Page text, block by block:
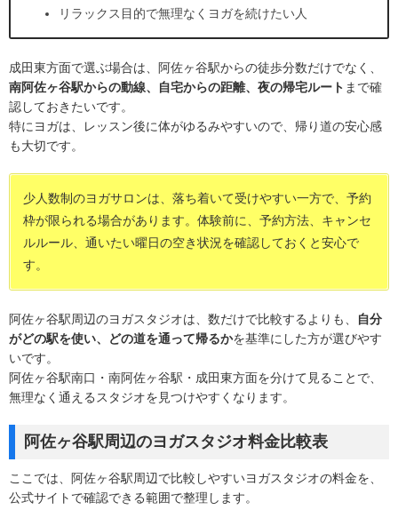
リラックス目的で無理なくヨガを続けたい人
成田東方面で選ぶ場合は、阿佐ヶ谷駅からの徒歩分数だけでなく、
南阿佐ヶ谷駅からの動線、自宅からの距離、夜の帰宅ルート まで確
認しておきたいです。
特にヨガは、レッスン後に体がゆるみやすいので、帰り道の安心感
も大切です。
少人数制のヨガサロンは、落ち着いて受けやすい一方で、予約
枠が限られる場合があります。体験前に、予約方法、キャンセ
ルルール、通いたい曜日の空き状況を確認しておくと安心で
す。
阿佐ヶ谷駅周辺のヨガスタジオは、数だけで比較するよりも、
自分
がどの駅を使い、どの道を通って帰るかを基準にした方が選びやす
いです。
阿佐ヶ谷駅南口・南阿佐ヶ谷駅・成田東方面を分けて見ることで、
無理なく通えるスタジオを見つけやすくなります。
阿佐ヶ谷駅周辺のヨガスタジオ料金比較表
ここでは、阿佐ヶ谷駅周辺で比較しやすいヨガスタジオの料金を、
公式サイトで確認できる範囲で整理します。